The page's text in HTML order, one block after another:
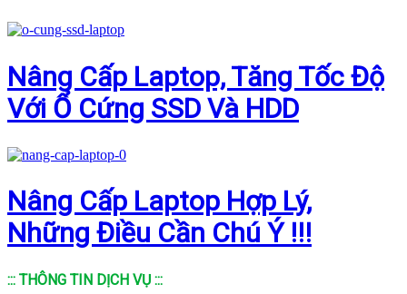
Nâng Cấp Laptop, Tăng Tốc Độ
Với Ổ Cứng SSD Và HDD
Nâng Cấp Laptop Hợp Lý,
Những Điều Cần Chú Ý !!!
::: THÔNG TIN DỊCH VỤ :::